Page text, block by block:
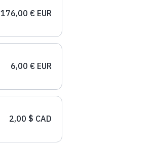
176,00 € EUR
6,00 € EUR
2,00 $ CAD